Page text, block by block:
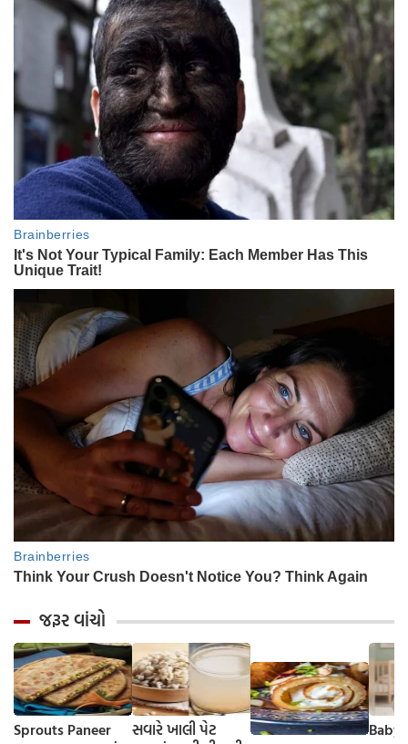
જરૂર વાંચો
Sprouts Paneer
સવારે ખાલી પેટ
Baby